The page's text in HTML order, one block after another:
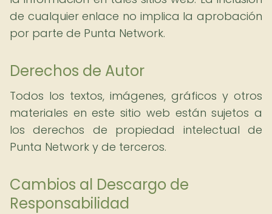
de cualquier enlace no implica la aprobación
por parte de Punta Network.
Derechos de Autor
Todos los textos, imágenes, gráficos y otros
materiales en este sitio web están sujetos a
los derechos de propiedad intelectual de
Punta Network y de terceros.
Cambios al Descargo de
Responsabilidad